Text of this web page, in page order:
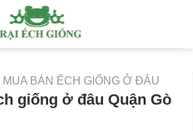
MUA BÁN ẾCH GIỐNG Ở ĐÂU
giống ở đâu Quận Gò